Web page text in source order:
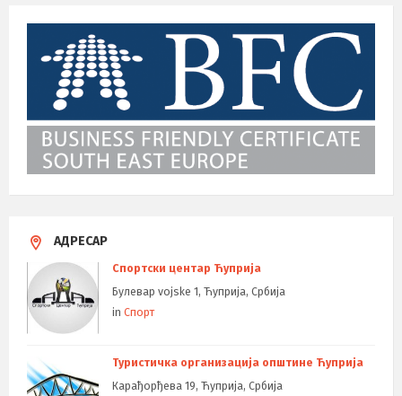
АДРЕСАР
Спортски центар Ћуприја
Булевар vojske 1, Ћуприја, Србија
in Спорт
Туристичка организација општине Ћуприја
Карађорђева 19, Ћуприја, Србија